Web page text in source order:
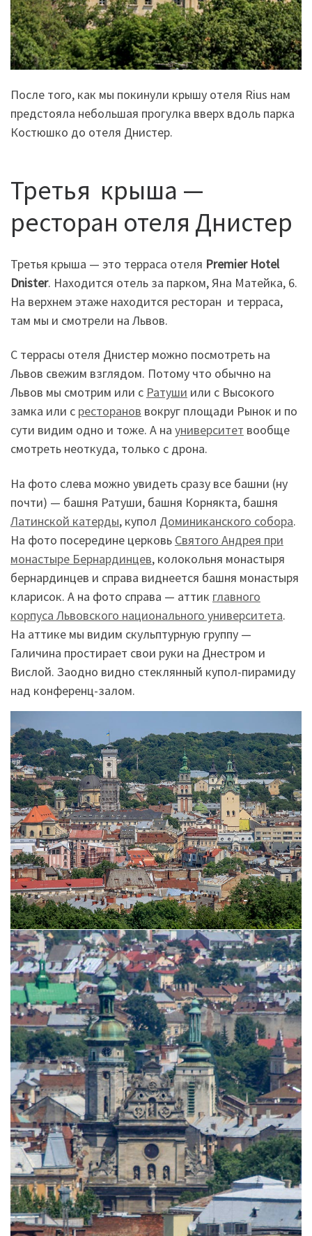
После того, как мы покинули крышу отеля Rius нам
предстояла небольшая прогулка вверх вдоль парка
Костюшко до отеля Днистер.
Третья крыша —
ресторан отеля Днистер
Третья крыша — это терраса отеля Premier Hotel
Dnister. Находится отель за парком, Яна Матейка, 6.
На верхнем этаже находится ресторан и терраса,
там мы и смотрели на Львов.
С террасы отеля Днистер можно посмотреть на
Львов свежим взглядом. Потому что обычно на
Львов мы смотрим или с Ратуши или с Высокого
замка или с ресторанов вокруг площади Рынок и по
сути видим одно и тоже. А на университет вообще
смотреть неоткуда, только с дрона.
На фото слева можно увидеть сразу все башни (ну
почти) — башня Ратуши, башня Корнякта, башня
Латинской катерды, купол Доминиканского собора.
На фото посередине церковь Святого Андрея при
монастыре Бернардинцев, колокольня монастыря
бернардинцев и справа виднеется башня монастыря
кларисок. А на фото справа — аттик главного
корпуса Львовского национального университета.
На аттике мы видим скульптурную группу —
Галичина простирает свои руки на Днестром и
Вислой. Заодно видно стеклянный купол-пирамиду
над конференц-залом.